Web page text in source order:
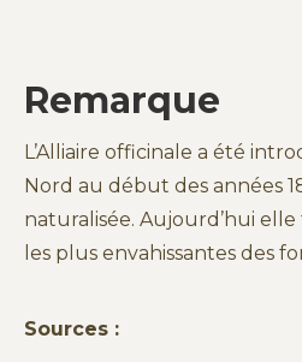
Remarque
L’Alliaire officinale a été
Nord au début des années
naturalisée. Aujourd’hui
les plus envahissantes des
Sources :